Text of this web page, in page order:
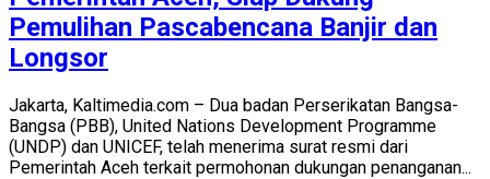
Pemulihan Pascabencana Banjir dan
Longsor
Jakarta, Kaltimedia.com – Dua badan Perserikatan Bangsa-
Bangsa (PBB), United Nations Development Programme
(UNDP) dan UNICEF, telah menerima surat resmi dari
Pemerintah Aceh terkait permohonan dukungan penanganan...